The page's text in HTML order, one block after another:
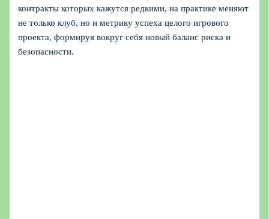
контракты которых кажутся редкими, на практике меняют
не только клуб, но и метрику успеха целого игрового
проекта, формируя вокруг себя новый баланс риска и
безопасности.